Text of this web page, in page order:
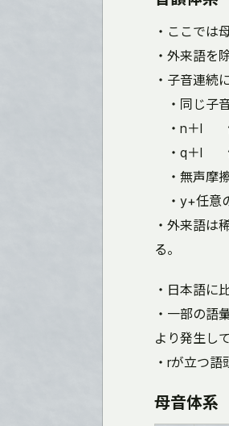
・ここでは
・外来語を
・子音連続
・同じ子
・n＋l
・q＋l
・無声摩
・y+任意
・外来語は
る。
・日本語に
・一部の語
より発生し
・rが立つ語
母音体系